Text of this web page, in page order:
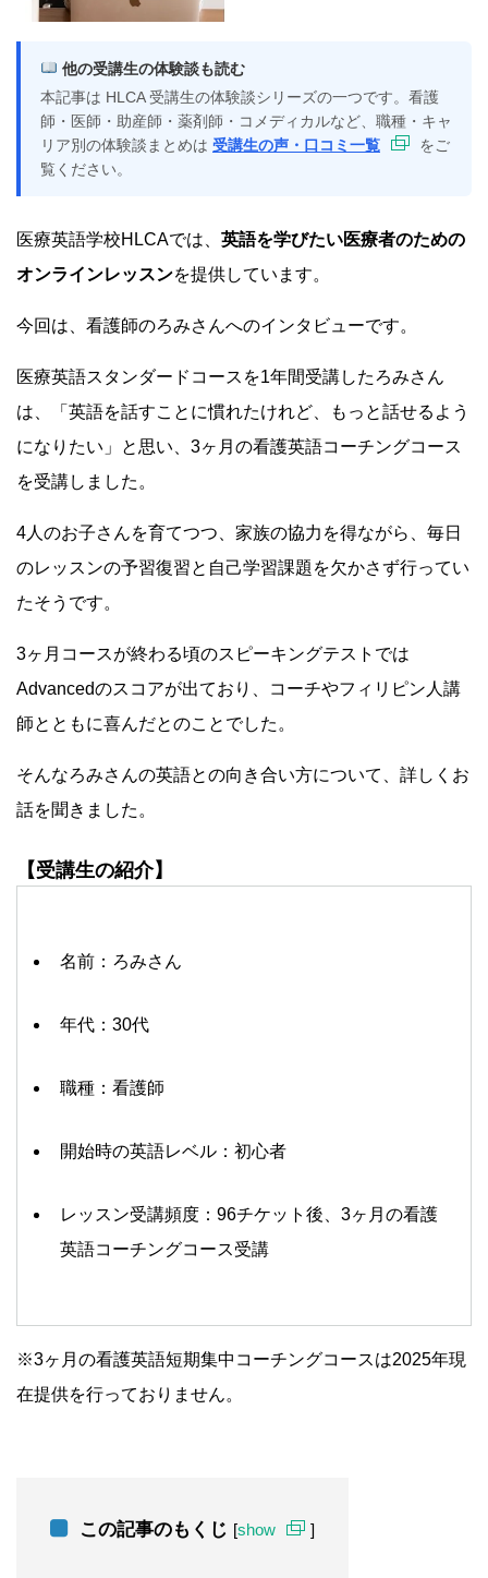
他の受講生の体験談も読む
本記事は HLCA 受講生の体験談シリーズの一つです。看護
師・医師・助産師・薬剤師・コメディカルなど、職種・キャ
リア別の体験談まとめは 受講生の声・口コミ一覧
をご
覧ください。
医療英語学校HLCAでは、 英語を学びたい医療者のための
オンラインレッスンを提供しています。
今回は、看護師のろみさんへのインタビューです。
医療英語スタンダードコースを1年間受講したろみさん
は、「英語を話すことに慣れたけれど、もっと話せるよう
になりたい」と思い、3ヶ月の看護英語コーチングコース
を受講しました。
4人のお子さんを育てつつ、家族の協力を得ながら、毎日
のレッスンの予習復習と自己学習課題を欠かさず行ってい
たそうです。
3ヶ月コースが終わる頃のスピーキングテストでは
Advancedのスコアが出ており、コーチやフィリピン人講
師とともに喜んだとのことでした。
そんなろみさんの英語との向き合い方について、詳しくお
話を聞きました。
【受講生の紹介】
名前：ろみさん
年代：30代
職種：看護師
開始時の英語レベル：初心者
レッスン受講頻度：96チケット後、3ヶ月の看護
英語コーチングコース受講
※3ヶ月の看護英語短期集中コーチングコースは2025年現
在提供を行っておりません。
この記事のもくじ [show ]